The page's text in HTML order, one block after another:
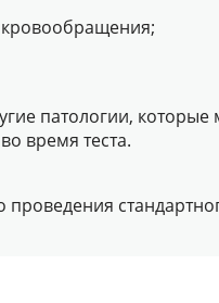
патологии,
время теста.